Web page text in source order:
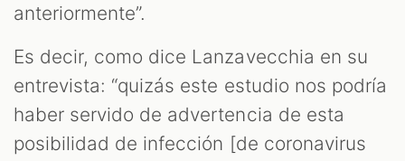
anteriormente”.
Es decir, como dice Lanzavecchia en su
entrevista: “quizás este estudio nos podría
haber servido de advertencia de esta
posibilidad de infección [de coronavirus